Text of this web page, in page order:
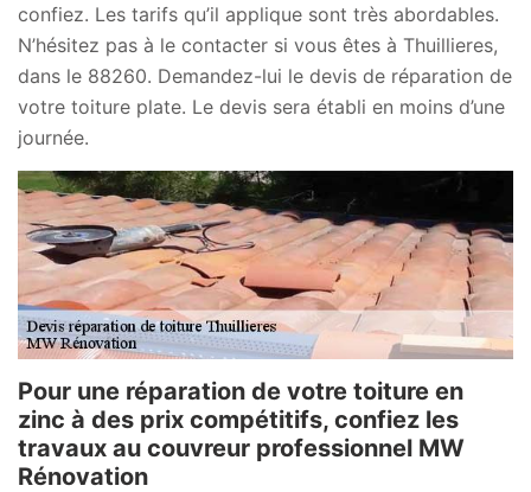
confiez. Les tarifs qu’il applique sont très abordables.
N’hésitez pas à le contacter si vous êtes à Thuillieres,
dans le 88260. Demandez-lui le devis de réparation de
votre toiture plate. Le devis sera établi en moins d’une
journée.
Pour une réparation de votre toiture en
zinc à des prix compétitifs, confiez les
travaux au couvreur professionnel MW
Rénovation